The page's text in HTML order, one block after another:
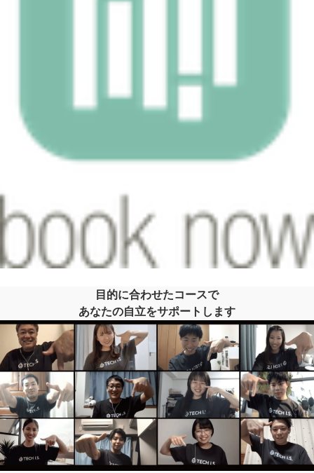
目的に合わせたコースで
あなたの自立をサポートします